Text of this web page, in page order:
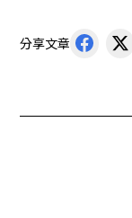
分享文章